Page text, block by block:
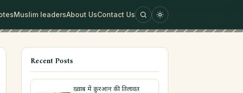
Muslim leadersAbout UsContact Us
Recent Posts
ख़्वाब में क़ुरआन की तिलावत